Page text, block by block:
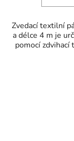
Zvedací textilní
a délce 4 m je
pomocí zdvihací